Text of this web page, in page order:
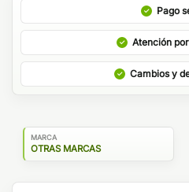
Pago
Atención
Cambios y
MARCA
OTRAS MARCAS